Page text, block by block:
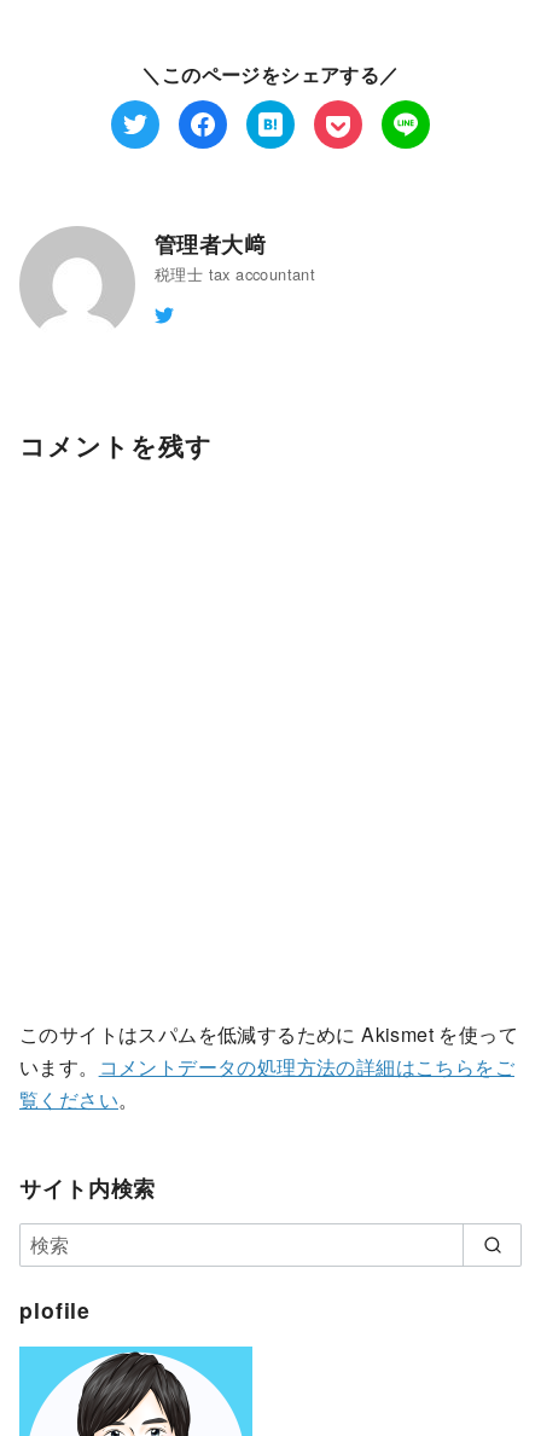
＼このページをシェアする／
管理者大﨑
税理士 tax accountant
コメントを残す
このサイトはスパムを低減するために Akismet を使って
います。
コメントデータの処理方法の詳細はこちらをご
覧ください。
サイト内検索
plofile